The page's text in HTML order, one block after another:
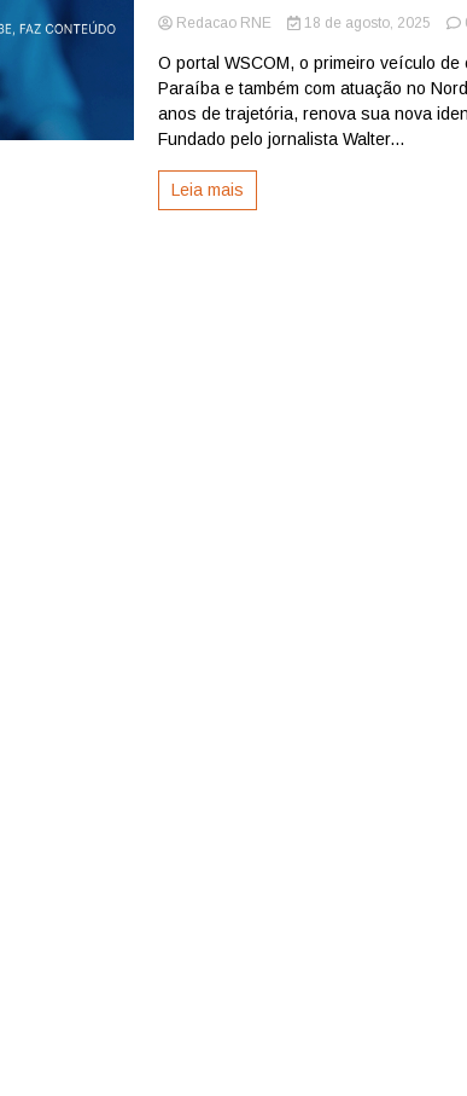
Redacao RNE 18 de agosto, 2025
O portal WSCOM, o primeiro veículo
Paraíba e também com atuação no
anos de trajetória, renova sua nova
Fundado pelo jornalista Walter...
Leia mais